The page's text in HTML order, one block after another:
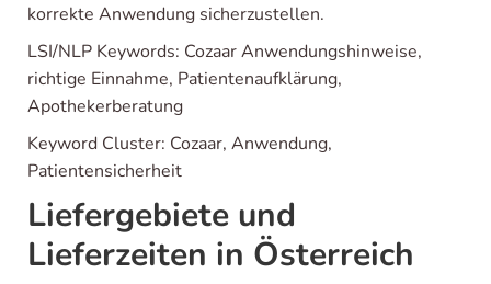
korrekte Anwendung sicherzustellen.
LSI/NLP Keywords: Cozaar Anwendungshinweise,
richtige Einnahme, Patientenaufklärung,
Apothekerberatung
Keyword Cluster: Cozaar, Anwendung,
Patientensicherheit
Liefergebiete und
Lieferzeiten in Österreich